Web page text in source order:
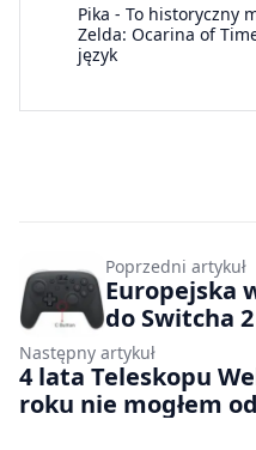
Pika - To historyczny
Zelda: Ocarina of
język
Poprzedni artykuł
Europejska
do Switcha
godzin
ładowaniu
Następny artykuł
4 lata Teleskopu
roku nie mogłem